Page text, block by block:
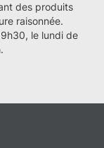
des produits
raisonnée.
le lundi de